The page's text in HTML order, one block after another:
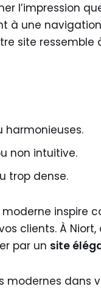
l’impression
à une
site
harmonieuses.
non intuitive.
trop dense.
moderne inspire
clients. À
par un site
modernes dans